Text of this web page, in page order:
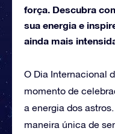
força. Descubra
sua energia e
ainda mais
O Dia Internacional
momento de
a energia dos
maneira única de